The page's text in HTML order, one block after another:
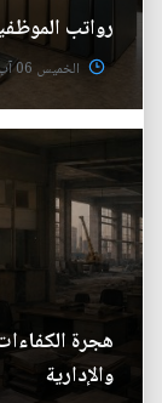
رواتب
الخميس 06 آب 2026
هجرة
والإدارية